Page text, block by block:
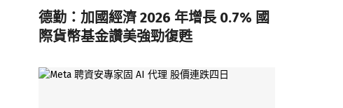
德勤：加國經濟 2026 年增長 0.7% 國
際貨幣基金讚美強勁復甦